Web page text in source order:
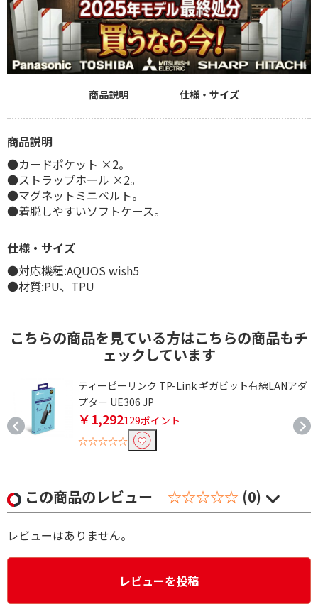
商品説明 仕様・サイズ
商品説明
●カードポケット ×2。
●ストラップホール ×2。
●マグネットミニベルト。
●着脱しやすいソフトケース。
仕様・サイズ
●対応機種:AQUOS wish5
●材質:PU、TPU
こちらの商品を見ている方はこちらの商品もチ
ェックしています
ティーピーリンク TP-Link ギガビット有線LANアダ
プター UE306 JP
￥1,292129ポイント
☆☆☆☆☆
この商品のレビュー ☆☆☆☆☆ (0)
レビューはありません。
レビューを投稿